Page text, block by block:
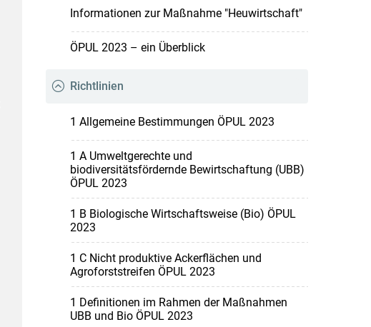
Informationen zur Maßnahme "Heuwirtschaft"
ÖPUL 2023 – ein Überblick
Richtlinien
1 Allgemeine Bestimmungen ÖPUL 2023
1 A Umweltgerechte und
biodiversitätsfördernde Bewirtschaftung (UBB)
ÖPUL 2023
1 B Biologische Wirtschaftsweise (Bio) ÖPUL
2023
1 C Nicht produktive Ackerflächen und
Agroforststreifen ÖPUL 2023
1 Definitionen im Rahmen der Maßnahmen
UBB und Bio ÖPUL 2023